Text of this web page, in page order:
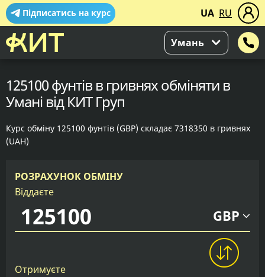
Підписатись на курс UA RU
Умань
125100 фунтів в гривнях обміняти в
Умані від КИТ Груп
Курс обміну 125100 фунтів (GBP) складає 7318350 в гривнях
(UAH)
РОЗРАХУНОК ОБМІНУ
Віддаєте
GBP
Отримуєте